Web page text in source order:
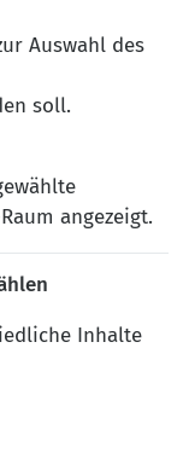
Auswahl des
soll.
angezeigt.
Inhalte